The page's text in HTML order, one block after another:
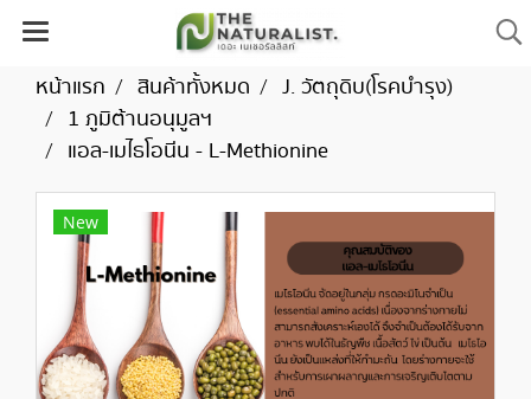
หน้าแรก สินค้าทั้งหมด
J. วัตถุดิบ(โรคบำรุง)
1 ภูมิต้านอนุมูลฯ
แอล-เมไธโอนีน - L-Methionine
New